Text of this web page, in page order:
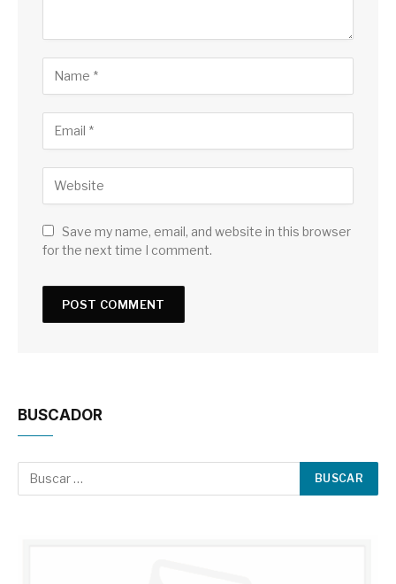
Save my name, email, and website in this browser
for the next time I comment.
BUSCADOR